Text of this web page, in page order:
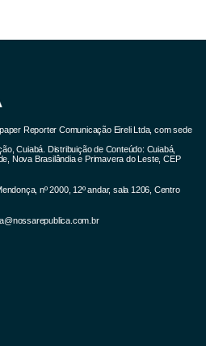
da nicotina,
algumas vezes na
completo e saiba
e o que motiva os
a nicotina:
Reporter Comunicação Eireli Ltda, com sede
Cuiabá. Distribuição de Conteúdo: Cuiabá,
Nova Brasilândia e Primavera do Leste, CEP
nº 2000, 12º andar, sala 1206, Centro